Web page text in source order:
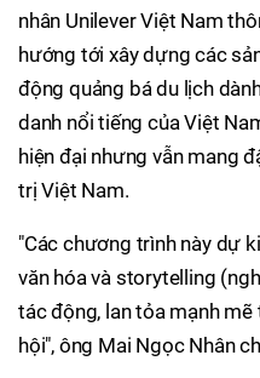
nhân Unilever Việt Nam
hướng tới xây dựng các
động quảng bá du lịch
danh nổi tiếng của Việt
hiện đại nhưng vẫn mang
trị Việt Nam.
"Các chương trình này dự
văn hóa và storytelling
tác động, lan tỏa mạnh
hội", ông Mai Ngọc Nhân